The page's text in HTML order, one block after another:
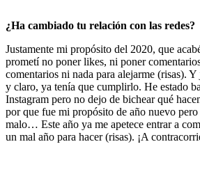
¿Ha cambiado tu relación con las redes?
Justamente mi propósito del 2020, que
prometí no poner likes, ni poner
comentarios ni nada para alejarme (risas).
y claro, ya tenía que cumplirlo. He estado
Instagram pero no dejo de bichear qué
por que fue mi propósito de año nuevo
malo… Este año ya me apetece entrar a
un mal año para hacer (risas). ¡A